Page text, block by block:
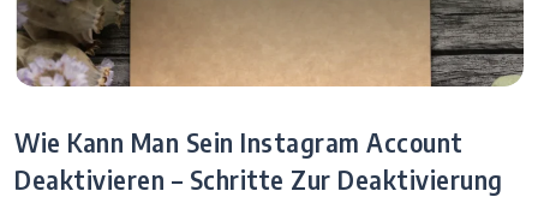
Wie Kann Man Sein Instagram Account
Deaktivieren – Schritte Zur Deaktivierung